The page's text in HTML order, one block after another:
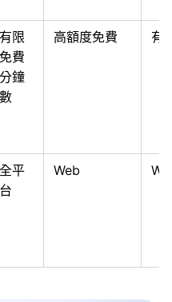
有限
免費
分鐘
數
高額度免費 有
全平
台
Web